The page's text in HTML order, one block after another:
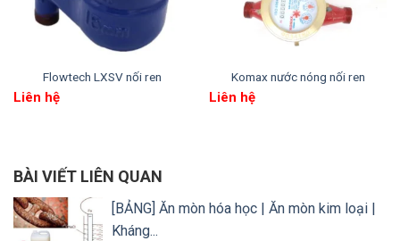
Flowtech LXSV nối ren
Liên hệ
Komax nước nóng nối ren
Liên hệ
BÀI VIẾT LIÊN QUAN
[BẢNG] Ăn mòn hóa học | Ăn mòn kim loại |
Kháng...